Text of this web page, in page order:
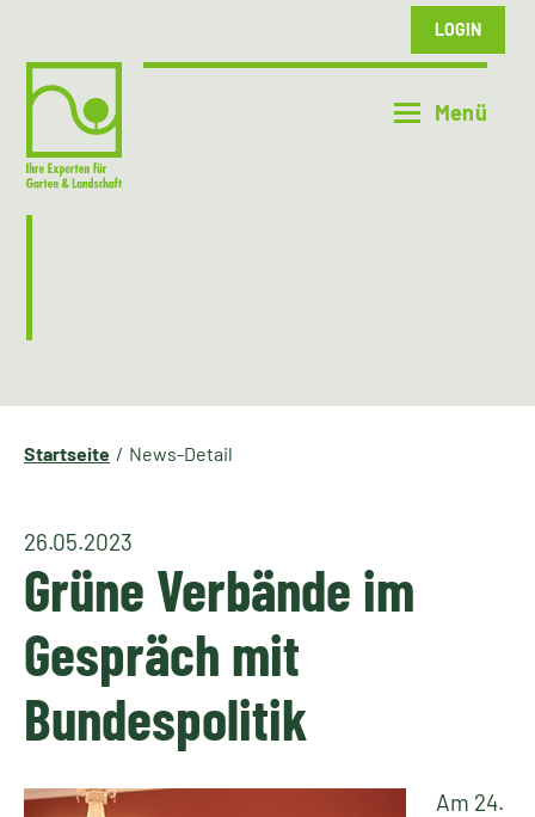
LOGIN
Startseite News-Detail
26.05.2023
Grüne Verbände im
Gespräch mit
Bundespolitik
Am 24.